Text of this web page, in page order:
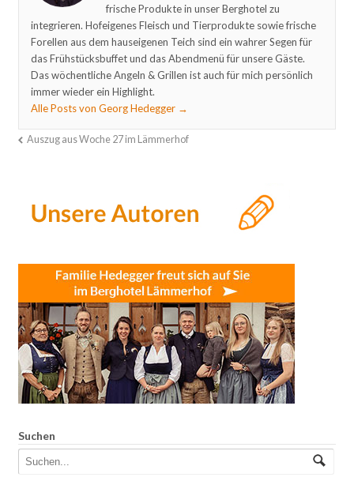
frische Produkte in unser Berghotel zu
integrieren. Hofeigenes Fleisch und Tierprodukte sowie frische
Forellen aus dem hauseigenen Teich sind ein wahrer Segen für
das Frühstücksbuffet und das Abendmenü für unsere Gäste.
Das wöchentliche Angeln & Grillen ist auch für mich persönlich
immer wieder ein Highlight.
Alle Posts von Georg Hedegger →
Auszug aus Woche 27 im Lämmerhof
Suchen